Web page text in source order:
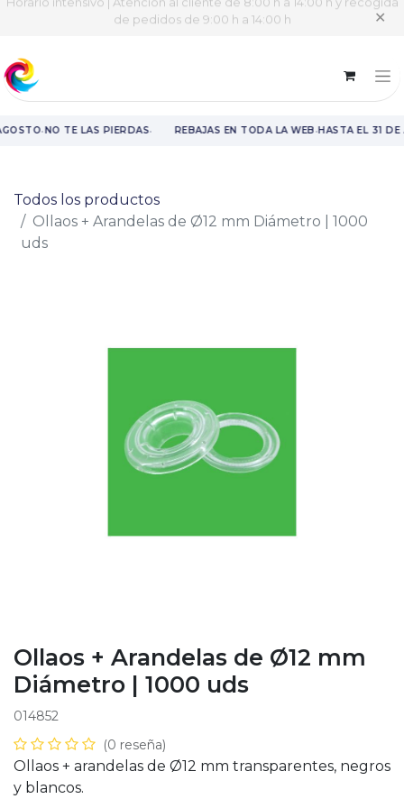
Horario intensivo | Atención al cliente de 8:00 h a 14:00 h y recogida
de pedidos de 9:00 h a 14:00 h
✕
·NO TE LAS PIERDAS· REBAJAS EN TODA LA WEB·HASTA EL 31 DE
Todos los productos
Ollaos + Arandelas de Ø12 mm Diámetro | 1000
uds
Ollaos + Arandelas de Ø12 mm
Diámetro | 1000 uds
014852
(0 reseña)
Ollaos + arandelas de Ø12 mm transparentes, negros
y blancos.